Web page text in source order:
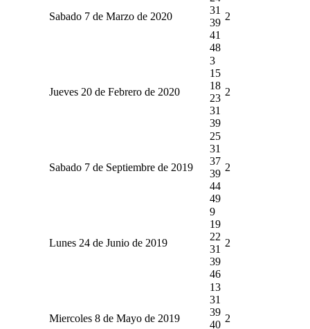
Sabado 7 de Marzo de 2020
31
39
41
48
2
Jueves 20 de Febrero de 2020
3
15
18
23
31
39
2
Sabado 7 de Septiembre de 2019
25
31
37
39
44
49
2
Lunes 24 de Junio de 2019
9
19
22
31
39
46
2
Miercoles 8 de Mayo de 2019
13
31
39
40
2